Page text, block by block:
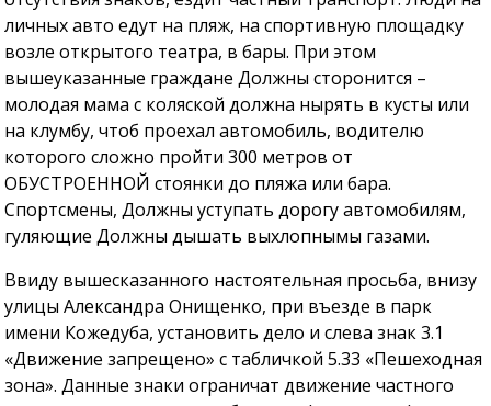
личных авто едут на пляж, на спортивную площадку
возле открытого театра, в бары. При этом
вышеуказанные граждане Должны сторонится –
молодая мама с коляской должна нырять в кусты или
на клумбу, чтоб проехал автомобиль, водителю
которого сложно пройти 300 метров от
ОБУСТРОЕННОЙ стоянки до пляжа или бара.
Спортсмены, Должны уступать дорогу автомобилям,
гуляющие Должны дышать выхлопнымы газами.
Ввиду вышесказанного настоятельная просьба, внизу
улицы Александра Онищенко, при въезде в парк
имени Кожедуба, установить дело и слева знак 3.1
«Движение запрещено» с табличкой 5.33 «Пешеходная
зона». Данные знаки ограничат движение частного